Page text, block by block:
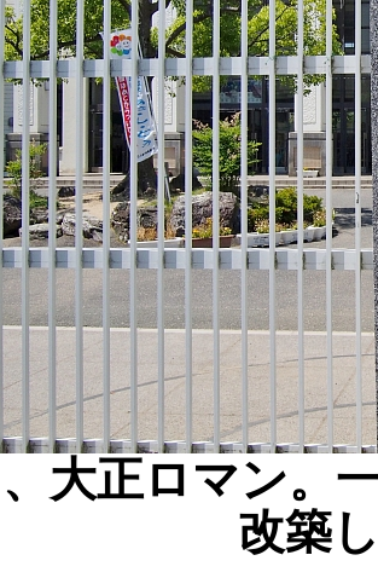
大正ロマン。
改築